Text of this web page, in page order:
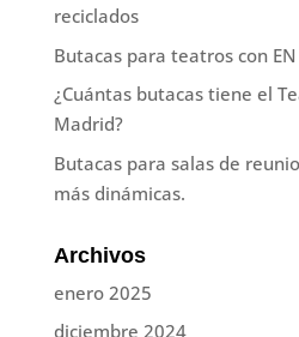
reciclados
Butacas para teatros con
¿Cuántas butacas tiene el
Madrid?
Butacas para salas de
más dinámicas.
Archivos
enero 2025
diciembre 2024